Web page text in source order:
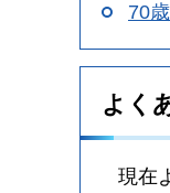
70
よく
現在